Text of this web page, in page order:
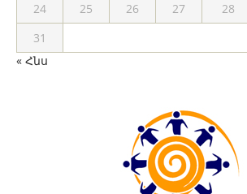
24
25 26 27 28
31
« Հնս